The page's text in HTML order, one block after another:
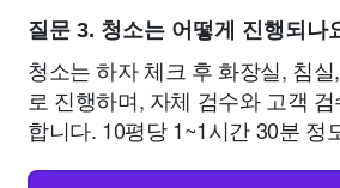
질문 3. 청소는 어떻게 진행되나
청소는 하자 체크 후 화장실, 침
로 진행하며, 자체 검수와 고객
합니다. 10평당 1~1시간 30분 정